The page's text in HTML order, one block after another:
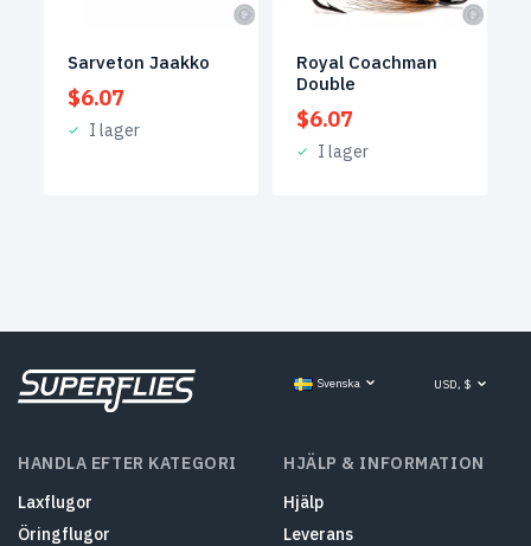
Sarveton Jaakko
$6.07
I lager
Royal Coachman
Double
$6.07
I lager
Svenska USD, $
HANDLA EFTER KATEGORI
Laxflugor
Öringflugor
HJÄLP & INFORMATION
Hjälp
Leverans